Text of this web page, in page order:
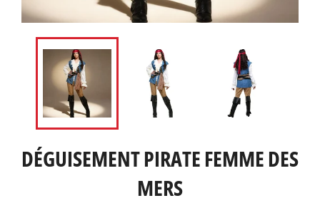
DÉGUISEMENT PIRATE FEMME DES
MERS